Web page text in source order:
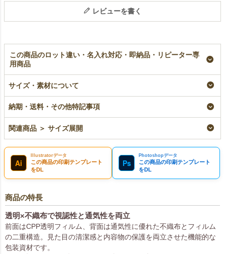
レビューを書く
この商品のロット違い・名入れ対応・即納品・リピーター専
用商品
【名入れ／リピーター
専用】テープ付き不織
リピーター専用名入れ
¥3,190税込
【小ロット】テープ付
¥1,199
テープ付き不織布製平
袋（小）前面透明｜
サイズ・素材について
納期・送料・その他特記事項
関連商品 ＞ サイズ展開
Ai
Illustratorデータ
この商品の印刷テンプレート
をDL
Ps
Photoshopデータ
この商品の印刷テンプレート
をDL
商品の特長
透明×不織布で視認性と通気性を両立
前面はCPP透明フィルム、背面は通気性に優れた不織布とフィルム
の二重構造。見た目の清潔感と内容物の保護を両立させた機能的な
包装資材です。